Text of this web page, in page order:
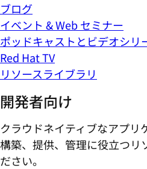
ブログ
イベント & Web セミナー
ポッドキャストとビデオシリ
Red Hat TV
リソースライブラリ
開発者向け
クラウドネイティブなアプリ
構築、提供、管理に役立つリ
ださい。